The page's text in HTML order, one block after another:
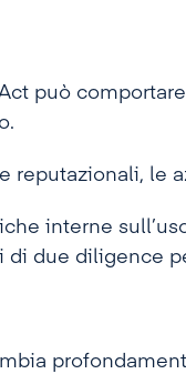
può
reputazionali, le
interne
di due diligence